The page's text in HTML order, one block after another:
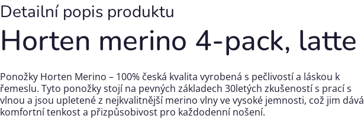
Detailní popis produktu
Horten merino 4-pack, latte
Ponožky Horten Merino – 100% česká kvalita vyrobená s pečlivostí a láskou k
řemeslu. Tyto ponožky stojí na pevných základech 30letých zkušeností s prací s
vlnou a jsou upletené z nejkvalitnější merino vlny ve vysoké jemnosti, což jim dává
komfortní tenkost a přizpůsobivost pro každodenní nošení.